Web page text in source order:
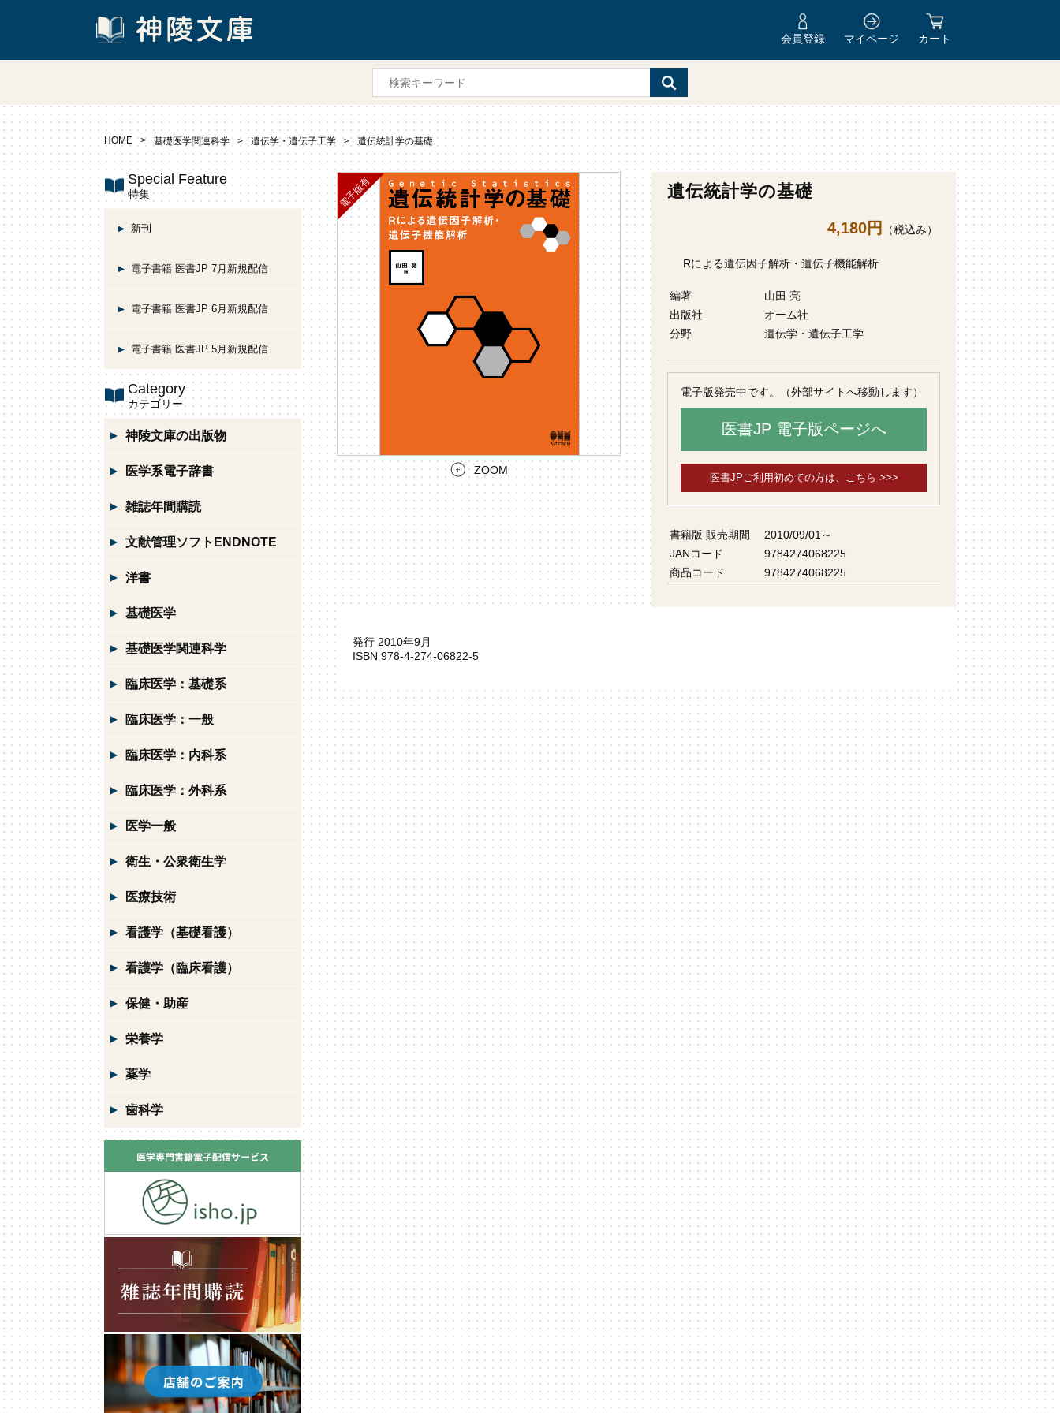
会員登録 マイページ カート
HOME 基礎医学関連科学 遺伝学・遺伝子工学 遺伝統計学の基礎
ZOOM
遺伝統計学の基礎
4,180円 （税込み）
Rによる遺伝因子解析・遺伝子機能解析
編著
山田 亮
出版社
オーム社
分野
遺伝学・遺伝子工学
電子版発売中です。（外部サイトへ移動します）
医書JP 電子版ページへ
医書JPご利用初めての方は、こちら >>>
書籍版 販売期間
2010/09/01～
JANコード
9784274068225
商品コード
9784274068225
発行 2010年9月
ISBN 978-4-274-06822-5
Special Feature
特集
新刊
電子書籍 医書JP 7月新規配信
電子書籍 医書JP 6月新規配信
電子書籍 医書JP 5月新規配信
Category
カテゴリー
神陵文庫の出版物
医学系電子辞書
雑誌年間購読
文献管理ソフトENDNOTE
洋書
基礎医学
基礎医学関連科学
臨床医学：基礎系
臨床医学：一般
臨床医学：内科系
臨床医学：外科系
医学一般
衛生・公衆衛生学
医療技術
看護学（基礎看護）
看護学（臨床看護）
保健・助産
栄養学
薬学
歯科学